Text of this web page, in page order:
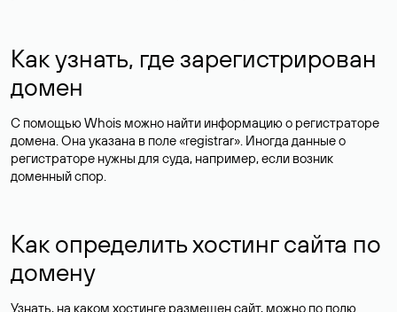
Как узнать, где зарегистрирован
домен
С помощью Whois можно найти информацию о регистраторе
домена. Она указана в поле «registrar». Иногда данные о
регистраторе нужны для суда, например, если возник
доменный спор.
Как определить хостинг сайта по
домену
Узнать, на каком хостинге размещен сайт, можно по полю